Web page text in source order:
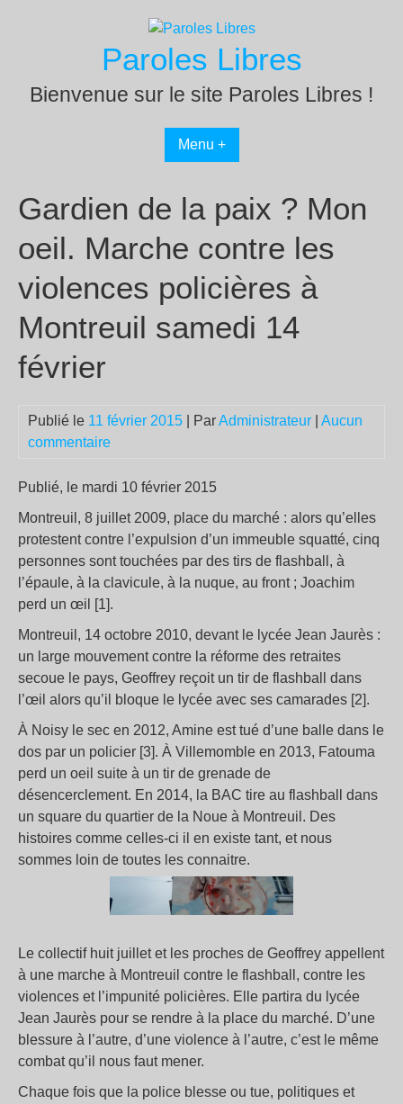
Paroles Libres
Bienvenue sur le site Paroles Libres !
Menu +
Gardien de la paix ? Mon
oeil. Marche contre les
violences policières à
Montreuil samedi 14
février
Publié le 11 février 2015 | ParAdministrateur
Aucun
commentaire
Publié, le mardi 10 février 2015
Montreuil, 8 juillet 2009, place du marché : alors qu’elles
protestent contre l’expulsion d’un immeuble squatté, cinq
personnes sont touchées par des tirs de flashball, à
l’épaule, à la clavicule, à la nuque, au front ; Joachim
perd un œil [1].
Montreuil, 14 octobre 2010, devant le lycée Jean Jaurès :
un large mouvement contre la réforme des retraites
secoue le pays, Geoffrey reçoit un tir de flashball dans
l’œil alors qu’il bloque le lycée avec ses camarades [2].
À Noisy le sec en 2012, Amine est tué d’une balle dans le
dos par un policier [3]. À Villemomble en 2013, Fatouma
perd un oeil suite à un tir de grenade de
désencerclement. En 2014, la BAC tire au flashball dans
un square du quartier de la Noue à Montreuil. Des
histoires comme celles-ci il en existe tant, et nous
sommes loin de toutes les connaitre.
Le collectif huit juillet et les proches de Geoffrey appellent
à une marche à Montreuil contre le flashball, contre les
violences et l’impunité policières. Elle partira du lycée
Jean Jaurès pour se rendre à la place du marché. D’une
blessure à l’autre, d’une violence à l’autre, c’est le même
combat qu’il nous faut mener.
Chaque fois que la police blesse ou tue, politiques et